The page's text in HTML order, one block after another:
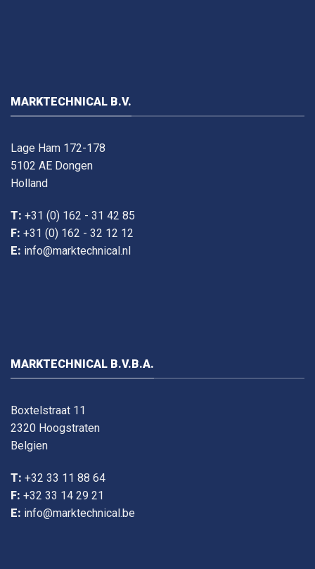
MARKTECHNICAL B.V.
Lage Ham 172-178
5102 AE Dongen
Holland
T: +31 (0) 162 - 31 42 85
F: +31 (0) 162 - 32 12 12
E: info@marktechnical.nl
MARKTECHNICAL B.V.B.A.
Boxtelstraat 11
2320 Hoogstraten
Belgien
T: +32 33 11 88 64
F: +32 33 14 29 21
E: info@marktechnical.be